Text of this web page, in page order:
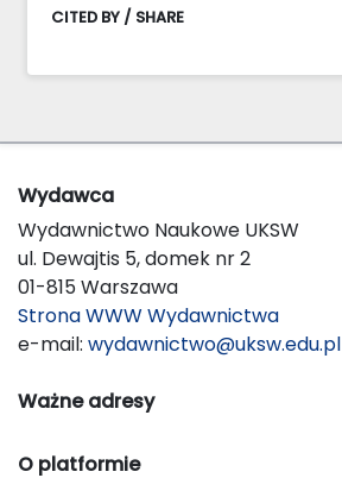
CITED BY / SHARE
Wydawca
Wydawnictwo Naukowe UKSW
ul. Dewajtis 5, domek nr 2
01-815 Warszawa
Strona WWW Wydawnictwa
e-mail: wydawnictwo@uksw.edu.pl
Ważne adresy
O platformie